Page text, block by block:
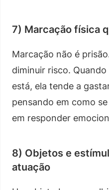
7) Marcação física
Marcação não é
diminuir risco.
está, ela tende a
pensando em como
em responder
8) Objetos e
atuação